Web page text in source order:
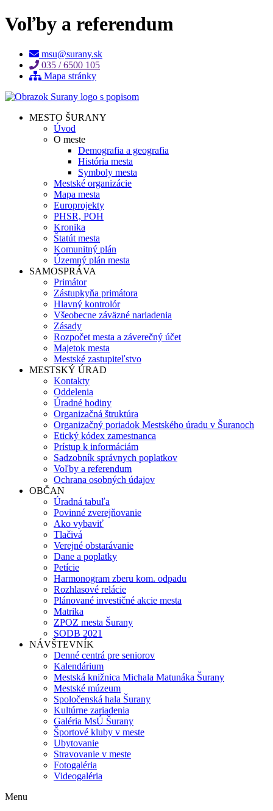
Voľby a referendum
msu@surany.sk
035 / 6500 105
Mapa stránky
MESTO ŠURANY
Úvod
O meste
Demografia a geografia
História mesta
Symboly mesta
Mestské organizácie
Mapa mesta
Europrojekty
PHSR, POH
Kronika
Štatút mesta
Komunitný plán
Územný plán mesta
SAMOSPRÁVA
Primátor
Zástupkyňa primátora
Hlavný kontrolór
Všeobecne záväzné nariadenia
Zásady
Rozpočet mesta a záverečný účet
Majetok mesta
Mestské zastupiteľstvo
MESTSKÝ ÚRAD
Kontakty
Oddelenia
Úradné hodiny
Organizačná štruktúra
Organizačný poriadok Mestského úradu v Šuranoch
Etický kódex zamestnanca
Prístup k informáciám
Sadzobník správnych poplatkov
Voľby a referendum
Ochrana osobných údajov
OBČAN
Úradná tabuľa
Povinné zverejňovanie
Ako vybaviť
Tlačivá
Verejné obstarávanie
Dane a poplatky
Petície
Harmonogram zberu kom. odpadu
Rozhlasové relácie
Plánované investičné akcie mesta
Matrika
ZPOZ mesta Šurany
SODB 2021
NÁVŠTEVNÍK
Denné centrá pre seniorov
Kalendárium
Mestská knižnica Michala Matunáka Šurany
Mestské múzeum
Spoločenská hala Šurany
Kultúrne zariadenia
Galéria MsÚ Šurany
Športové kluby v meste
Ubytovanie
Stravovanie v meste
Fotogaléria
Videogaléria
Menu